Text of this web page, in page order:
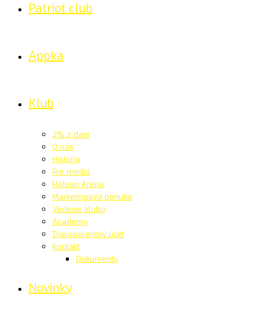
Patriot club
Appka
Klub
2% z daní
O nás
História
Pre médiá
Haleon Aréna
Marketingová ponuka
Vedenie klubu
Academy
Transparentný účet
Kontakt
Dokumenty
Novinky